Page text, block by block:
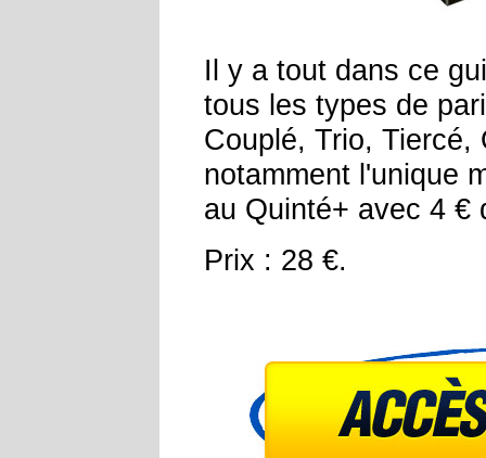
Il y a tout dans ce
tous les types de
Couplé, Trio,
notamment l'unique
au Quinté+ avec 4 €
Prix : 28 €.